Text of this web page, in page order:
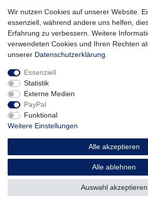
Impressum
Service
Zahlungsarten
Lieferung und Abholung
Unternehmen
Über uns
Karriere
Kontakt
Vertrag widerrufen
Wir nutzen Cookies auf unserer Website.
essenziell, während andere uns helfen,
Erfahrung zu verbessern. Weitere
verwendeten Cookies und Ihren Rechten
unserer Daten­schutz­erklärung
Essenziell
Statistik
Externe Medien
PayPal
Funktional
Weitere Einstellungen
Alle akzeptieren
Alle ablehnen
Auswahl akzeptieren